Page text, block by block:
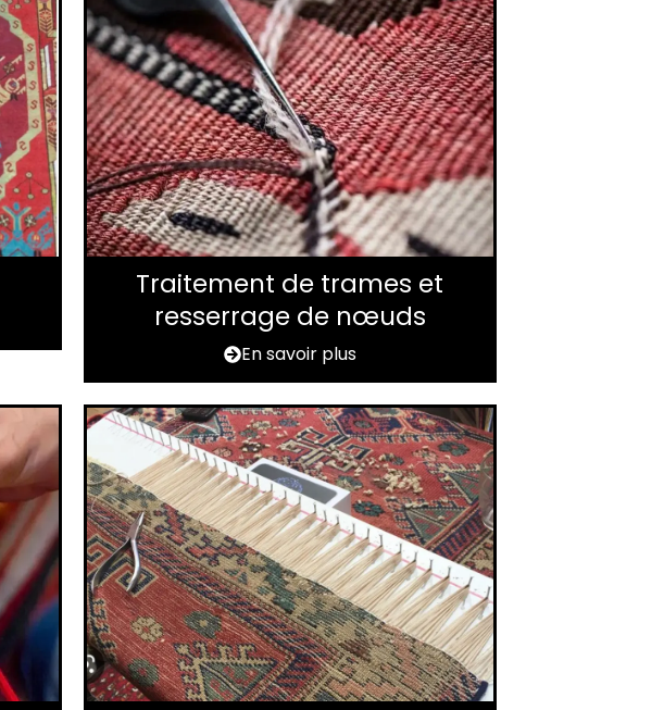
Traitement de trames et
resserrage de nœuds
En savoir plus